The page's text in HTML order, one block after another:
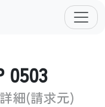
0503
細(請求元)